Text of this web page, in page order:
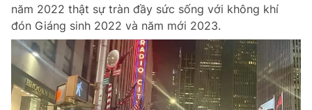
năm 2022 thật sự tràn đầy sức sống với không khí
đón Giáng sinh 2022 và năm mới 2023.